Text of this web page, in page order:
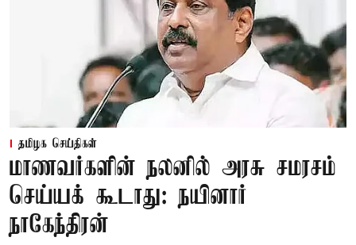
தமிழக செய்திகள்
மாணவர்களின் நலனில் அரசு சமரசம்
செய்யக் கூடாது: நயினார்
நாகேந்திரன்